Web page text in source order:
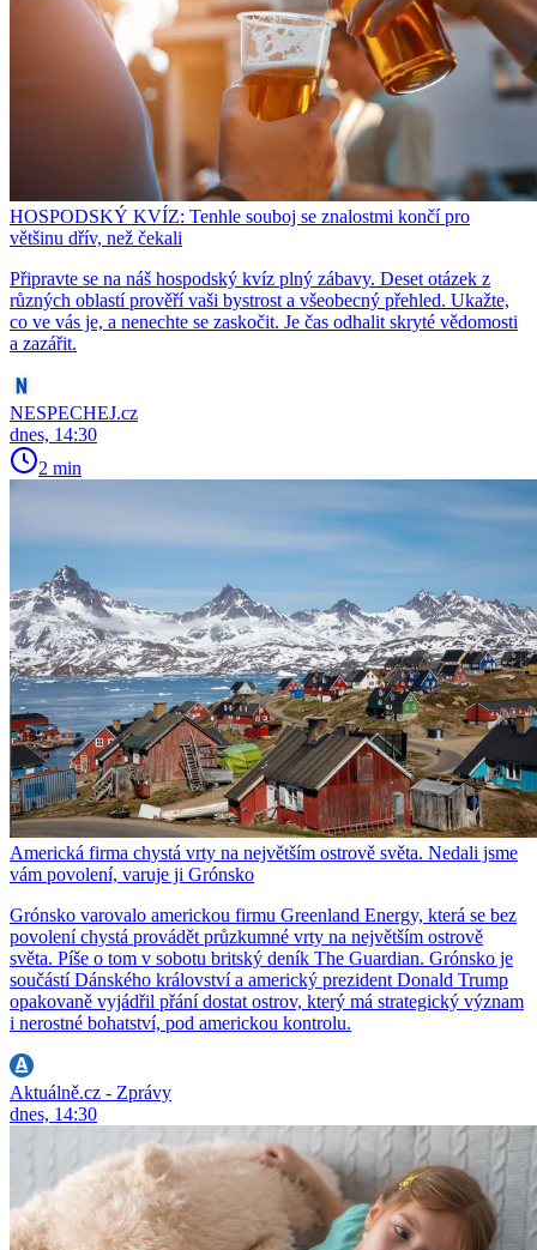
HOSPODSKÝ KVÍZ: Tenhle souboj se znalostmi končí pro
většinu dřív, než čekali
Připravte se na náš hospodský kvíz plný zábavy. Deset otázek z
různých oblastí prověří vaši bystrost a všeobecný přehled. Ukažte,
co ve vás je, a nenechte se zaskočit. Je čas odhalit skryté vědomosti
a zazářit.
NESPECHEJ.cz
dnes, 14:30
2 min
Americká firma chystá vrty na největším ostrově světa. Nedali jsme
vám povolení, varuje ji Grónsko
Grónsko varovalo americkou firmu Greenland Energy, která se bez
povolení chystá provádět průzkumné vrty na největším ostrově
světa. Píše o tom v sobotu britský deník The Guardian. Grónsko je
součástí Dánského království a americký prezident Donald Trump
opakovaně vyjádřil přání dostat ostrov, který má strategický význam
i nerostné bohatství, pod americkou kontrolu.
Aktuálně.cz - Zprávy
dnes, 14:30